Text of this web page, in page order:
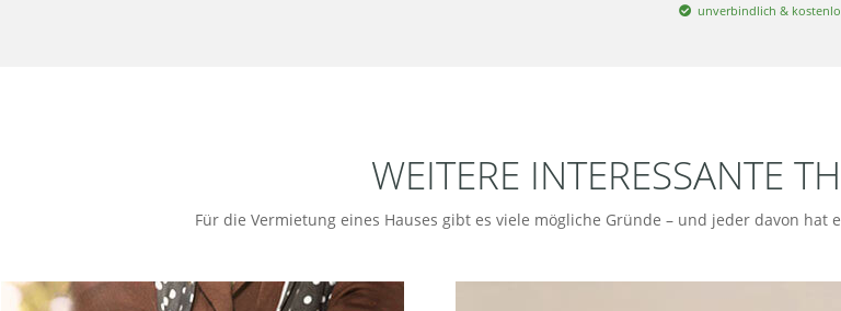
unverbindlich &
WEITERE INTERESSANTE
Für die Vermietung eines Hauses gibt es viele mögliche Gründe – und jeder davon hat